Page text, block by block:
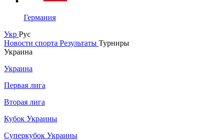
Германия
Укр Рус
Новости спорта Результаты Турниры
Украина
Украина
Первая лига
Вторая лига
Кубок Украины
Суперкубок Украины